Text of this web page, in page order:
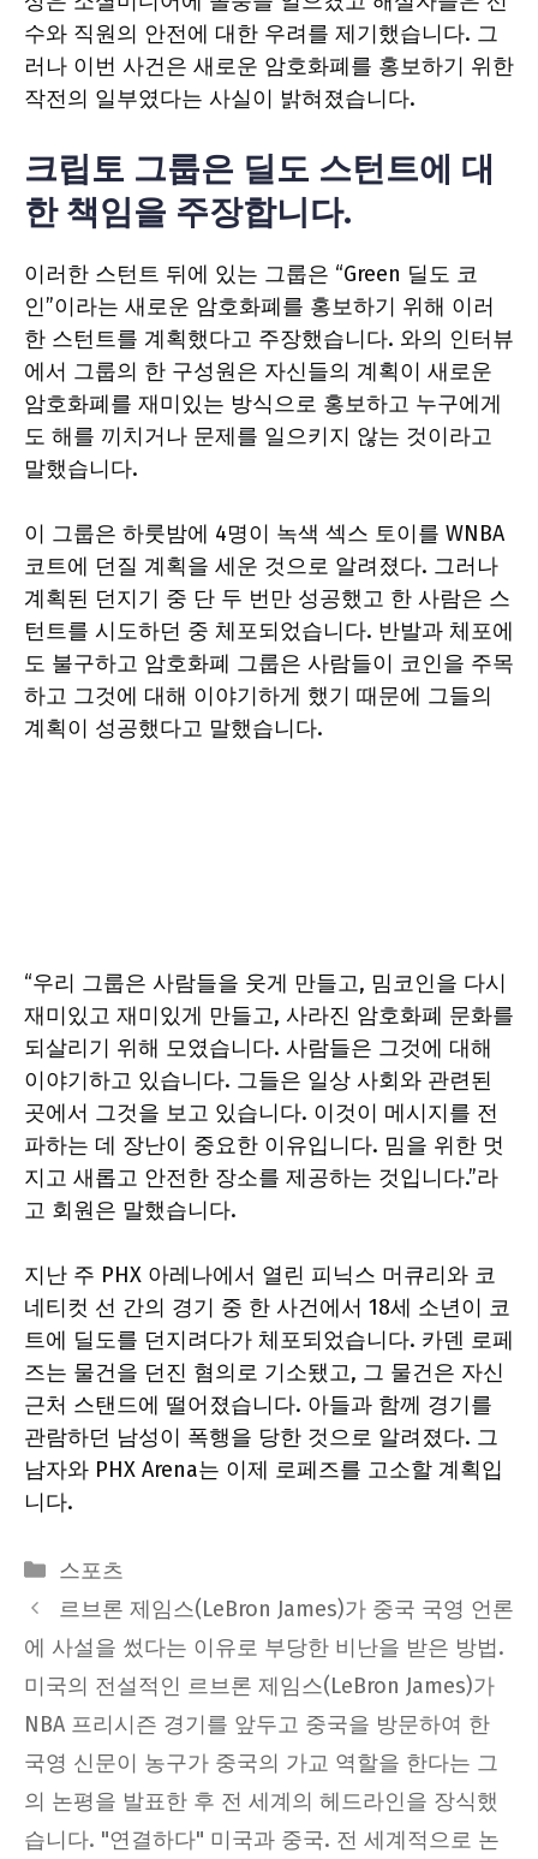
수와 직원의 안전에 대한 우려를 제기했습니다. 그
러나 이번 사건은 새로운 암호화폐를 홍보하기 위한
작전의 일부였다는 사실이 밝혀졌습니다.
크립토 그룹은 딜도 스턴트에 대
한 책임을 주장합니다.
이러한 스턴트 뒤에 있는 그룹은 “Green 딜도 코
인”이라는 새로운 암호화폐를 홍보하기 위해 이러
한 스턴트를 계획했다고 주장했습니다. 와의 인터뷰
에서 그룹의 한 구성원은 자신들의 계획이 새로운
암호화폐를 재미있는 방식으로 홍보하고 누구에게
도 해를 끼치거나 문제를 일으키지 않는 것이라고
말했습니다.
이 그룹은 하룻밤에 4명이 녹색 섹스 토이를 WNBA
코트에 던질 계획을 세운 것으로 알려졌다. 그러나
계획된 던지기 중 단 두 번만 성공했고 한 사람은 스
턴트를 시도하던 중 체포되었습니다. 반발과 체포에
도 불구하고 암호화폐 그룹은 사람들이 코인을 주목
하고 그것에 대해 이야기하게 했기 때문에 그들의
계획이 성공했다고 말했습니다.
“우리 그룹은 사람들을 웃게 만들고, 밈코인을 다시
재미있고 재미있게 만들고, 사라진 암호화폐 문화를
되살리기 위해 모였습니다. 사람들은 그것에 대해
이야기하고 있습니다. 그들은 일상 사회와 관련된
곳에서 그것을 보고 있습니다. 이것이 메시지를 전
파하는 데 장난이 중요한 이유입니다. 밈을 위한 멋
지고 새롭고 안전한 장소를 제공하는 것입니다.”라
고 회원은 말했습니다.
지난 주 PHX 아레나에서 열린 피닉스 머큐리와 코
네티컷 선 간의 경기 중 한 사건에서 18세 소년이 코
트에 딜도를 던지려다가 체포되었습니다. 카덴 로페
즈는 물건을 던진 혐의로 기소됐고, 그 물건은 자신
근처 스탠드에 떨어졌습니다. 아들과 함께 경기를
관람하던 남성이 폭행을 당한 것으로 알려졌다. 그
남자와 PHX Arena는 이제 로페즈를 고소할 계획입
니다.
Categories
스포츠
르브론 제임스(LeBron James)가 중국 국영 언론
에 사설을 썼다는 이유로 부당한 비난을 받은 방법.
미국의 전설적인 르브론 제임스(LeBron James)가
NBA 프리시즌 경기를 앞두고 중국을 방문하여 한
국영 신문이 농구가 중국의 가교 역할을 한다는 그
의 논평을 발표한 후 전 세계의 헤드라인을 장식했
습니다. "연결하다" 미국과 중국. 전 세계적으로 논